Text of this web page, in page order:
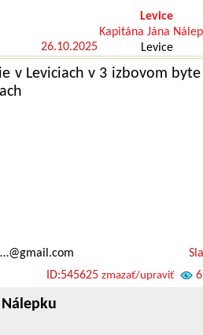
Levice
Kapitána Jána
Levice
26.10.2025
v Leviciach v 3 izbovom
…@gmail.com
ID:545625 zmazať/upraviť
Nálepku